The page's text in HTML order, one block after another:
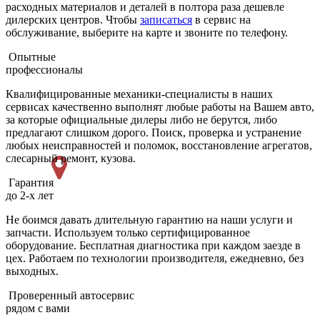
расходных материалов и деталей в полтора раза дешевле
дилерских центров. Чтобы записаться в сервис на
обслуживание, выберите на карте и звоните по телефону.
Опытные
профессионалы
Квалифицированные механики-специалисты в наших
сервисах качественно выполнят любые работы на Вашем авто,
за которые официальные дилеры либо не берутся, либо
предлагают слишком дорого. Поиск, проверка и устранение
любых неисправностей и поломок, восстановление агрегатов,
слесарный ремонт, кузова.
Гарантия
до 2-х лет
Не боимся давать длительную гарантию на наши услуги и
запчасти. Используем только сертифицированное
оборудование. Бесплатная диагностика при каждом заезде в
цех. Работаем по технологии производителя, ежедневно, без
выходных.
Проверенный автосервис
рядом с вами